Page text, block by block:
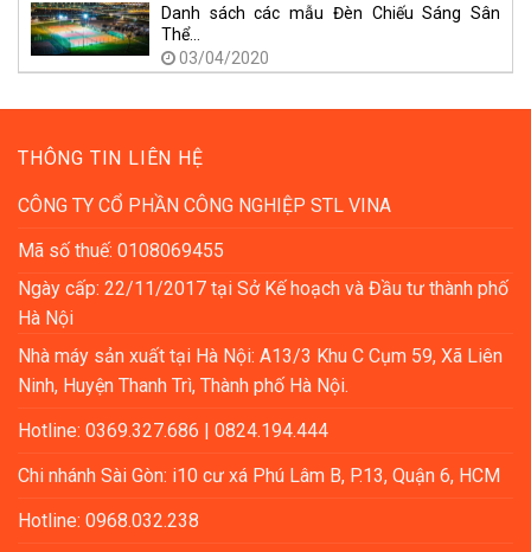
Danh sách các mẫu Đèn Chiếu Sáng Sân
Thể…
03/04/2020
THÔNG TIN LIÊN HỆ
CÔNG TY CỔ PHẦN CÔNG NGHIỆP STL VINA
Mã số thuế: 0108069455
Ngày cấp: 22/11/2017 tại Sở Kế hoạch và Đầu tư thành phố
Hà Nội
Nhà máy sản xuất tại Hà Nội: A13/3 Khu C Cụm 59, Xã Liên
Ninh, Huyện Thanh Trì, Thành phố Hà Nội.
Hotline: 0369.327.686 | 0824.194.444
Chi nhánh Sài Gòn: i10 cư xá Phú Lâm B, P.13, Quận 6, HCM
Hotline: 0968.032.238